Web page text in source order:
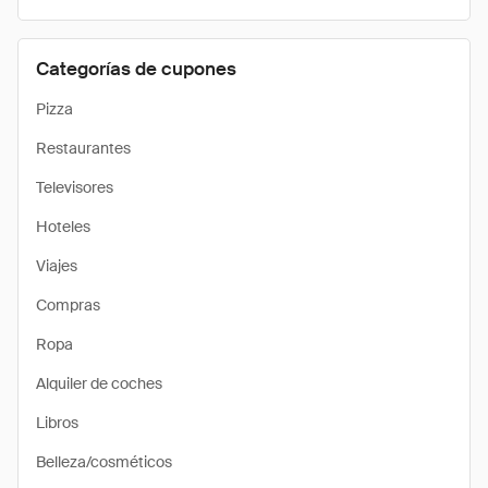
Categorías de cupones
Pizza
Restaurantes
Televisores
Hoteles
Viajes
Compras
Ropa
Alquiler de coches
Libros
Belleza/cosméticos